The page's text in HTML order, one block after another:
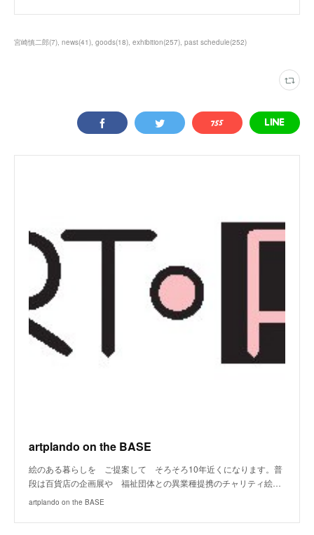
宮崎慎二郎(7) news(41) goods(18) exhibition(257) past schedule(252)
artplando on the BASE
絵のある暮らしを ご提案して そろそろ10年近くになります。普
段は百貨店の企画展や 福祉団体との異業種提携のチャリティ絵…
artplando on the BASE